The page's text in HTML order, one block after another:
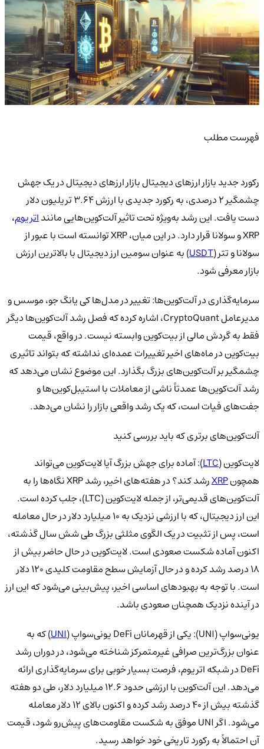
فهرست مطلب
رکورد جدید بازار ارزهای دیجیتال بازار ارزهای دیجیتال در یک جهش
چشمگیر 2 درصدی، به رکورد جدیدی با ارزش 3.64 تریلیون دلار
دست یافت. این رشد به‌ویژه تحت تاثیر آلت‌کوین‌هایی ماننداتریوم،
XRP و سولانا قرار دارد. در این میان، XRP توانسته است با عبور از
سولانا و تتر (USDT) به عنوان سومین ارز دیجیتال با بالاترین ارزش
بازار معرفی شود.
سرمایه‌گذاری در آلت‌کوین‌ها: تغییر در مدل‌ها کی یانگ جو، موسس و
مدیرعامل CryptoQuant، اشاره کرده که فصل رشد آلت‌کوین‌ها دیگر
فقط به گردش مالی از بیت‌کوین وابسته نیست. در واقع، قیمت
بیت‌کوین در ماه‌های اخیر تغییرات عمده‌ای نداشته که بتواند تاثیری
چشمگیر بر آلت‌کوین‌های بزرگ بگذارد. این موضوع نشان می‌دهد که
رشد آلت‌کوین‌ها عمدتاً ناشی از معاملات با استیبل‌کوین‌ها و
جفت‌های فیات است، که یک رشد واقعی بازار را نشان می‌دهد.
آلت‌کوین‌های برتری که باید بررسی کنید
لایت‌کوین (LTC): آماده برای جهش بزرگ آیا لایت‌کوین می‌تواند
همچونXRP
رشد کند؟ در هفته‌های اخیر، رشد XRP نگاه‌ها را به
آلت‌کوین‌های قدیمی‌تر، از جمله لایت‌کوین (LTC)، جلب کرده است.
این ارز دیجیتال، که با ارزشی نزدیک به 10 میلیارد دلار در حال معامله
است، پس از تثبیت در یک الگوی مثلثی بزرگ طی شش سال گذشته،
اکنون آماده شکست صعودی است. لایت‌کوین در حال حاضر بیش از
18 درصد رشد کرده و در حال آزمایش سطح مقاومت کلیدی 120 دلار
است. با توجه به بهبودهای اساسی اخیر، پیش‌بینی می‌شود که این ارز
در آینده نزدیک همچنان صعودی باشد.
یونی‌سواپ (UNI): یکی از قهرمانان DeFi یونی‌سواپ (
UNI) که به
عنوان بزرگ‌ترین صرافی غیرمتمرکز شناخته می‌شود، در دوران رشد
DeFi در شبکه اتریوم، فرصت بسیار خوبی برای سرمایه‌گذاری ارائه
می‌دهد. این آلت‌کوین با ارزشی حدود 12.6 میلیارد دلار، طی دو هفته
گذشته بیش از 40 درصد رشد کرده و اکنون بالای 12 دلار معامله
می‌شود. اگر UNI موفق به شکست مقاومت‌های پیش‌رو شود، قیمت
آن احتمالاً به رکورد تاریخی خود خواهد رسید.